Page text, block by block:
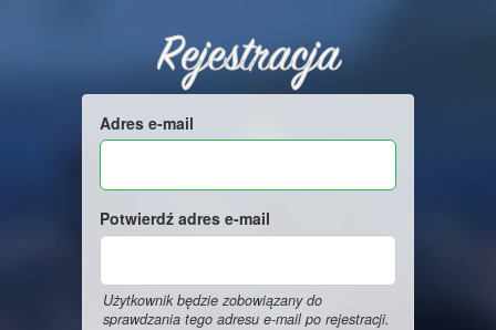
Rejestracja
Adres e-mail
Potwierdź adres e-mail
Użytkownik będzie zobowiązany do
sprawdzania tego adresu e-mail po rejestracji.